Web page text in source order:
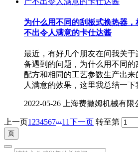
为什么用不同的刮板式换热器
不出令人满意的卡仕达酱
最近，有好几个朋友在问我关
备遇到的问题，为什么用不同
配方和相同的工艺参数生产出
人满意的效果，这里我总结一下
2022-05-26 上海费撒姆机械有限
上一页1 234567...11下一页 转至第